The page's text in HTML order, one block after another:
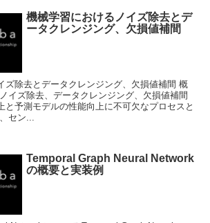
機械学習におけるノイズ除去とデ
ータクレンジング、欠損値補間
ズ除去とデータクレンジング、欠損値補間 概
イズ除去、データクレンジング、欠損値補間
と予測モデルの性能向上に不可欠なプロセスと
セン...
Temporal Graph Neural Network
の概要と実装例